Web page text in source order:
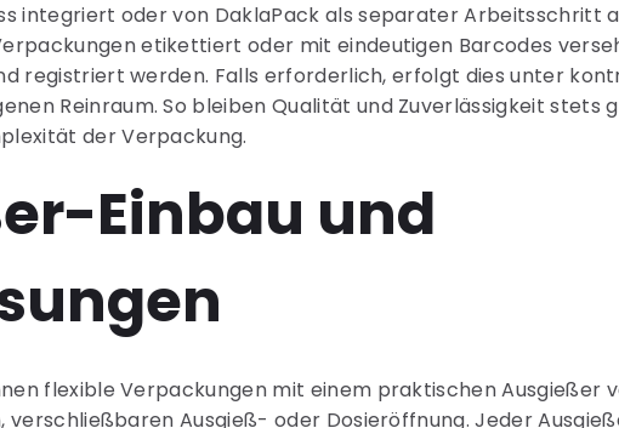
integriert oder von DaklaPack als separater Arbeitsschritt
etikettiert oder mit eindeutigen Barcodes
registriert werden. Falls erforderlich, erfolgt dies unter
Reinraum. So bleiben Qualität und Zuverlässigkeit stets
der Verpackung.
Einbau und
flexible Verpackungen mit einem praktischen Ausgießer
verschließbaren Ausgieß- oder Dosieröffnung. Jeder